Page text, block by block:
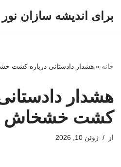
برای اندیشه سازان نور
خانه » هشدار دادستانی درباره کشت
هشدار
کشت خشخاش و
از ژوئن 10, 2026